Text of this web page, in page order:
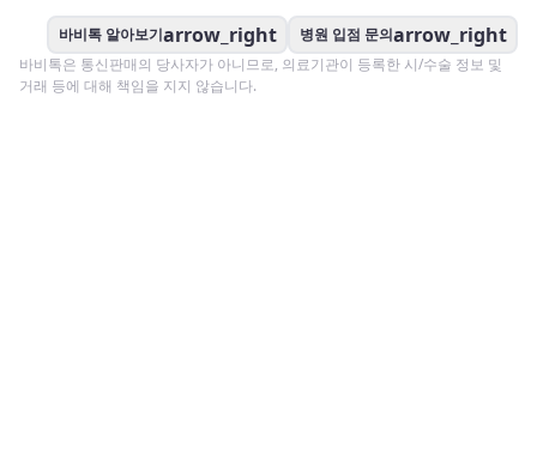
바비톡 알아보기arrow_right 병원 입점 문의arrow_right
바비톡은 통신판매의 당사자가 아니므로, 의료기관이 등록한 시/수술 정보 및
거래 등에 대해 책임을 지지 않습니다.